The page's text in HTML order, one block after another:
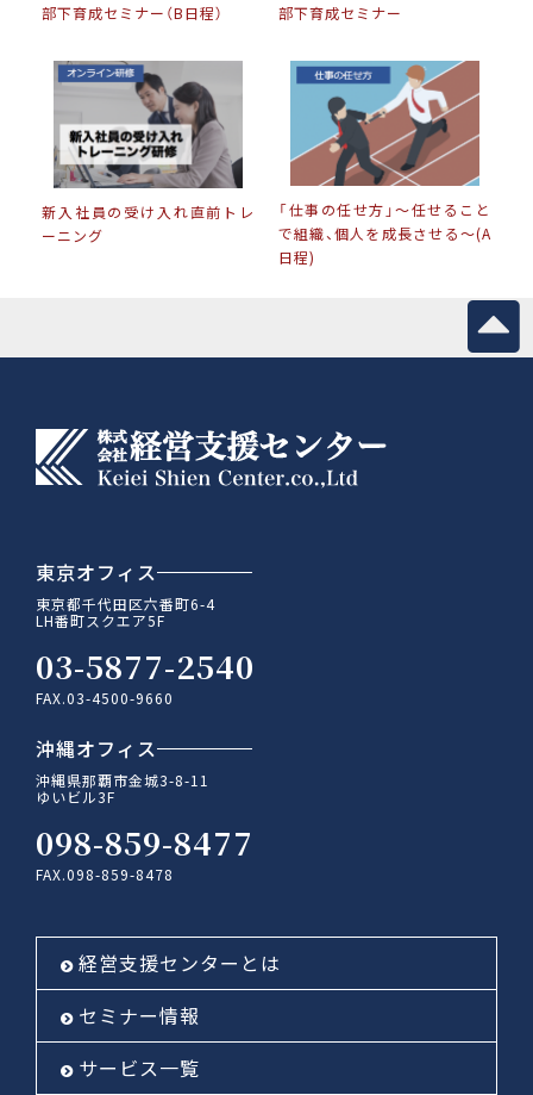
部下育成セミナー（B日程） 部下育成セミナー
新入社員の受け入れ直前トレ
ーニング
「仕事の任せ方」〜任せること
で組織、個人を成長させる〜(A
日程)
東京オフィス
東京都千代田区六番町6-4
LH番町スクエア5F
03-5877-2540
FAX.03-4500-9660
沖縄オフィス
沖縄県那覇市金城3-8-11
ゆいビル3F
098-859-8477
FAX.098-859-8478
経営支援センターとは
セミナー情報
サービス一覧